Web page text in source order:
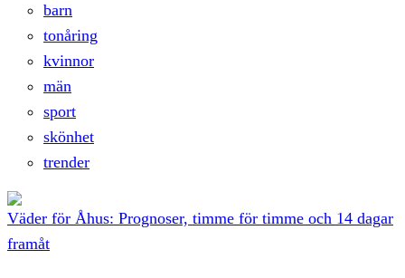
barn
tonåring
kvinnor
män
sport
skönhet
trender
Väder för Åhus: Prognoser, timme för timme och 14 dagar
framåt